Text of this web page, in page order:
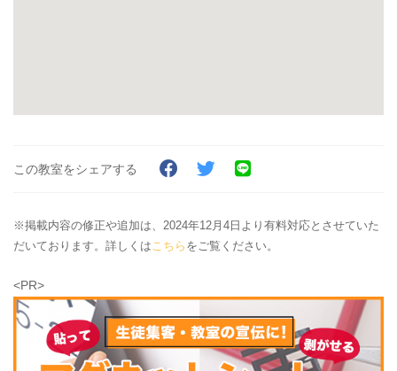
この教室をシェアする
※掲載内容の修正や追加は、2024年12月4日より有料対応とさせていた
だいております。詳しくはこちら をご覧ください。
<PR>